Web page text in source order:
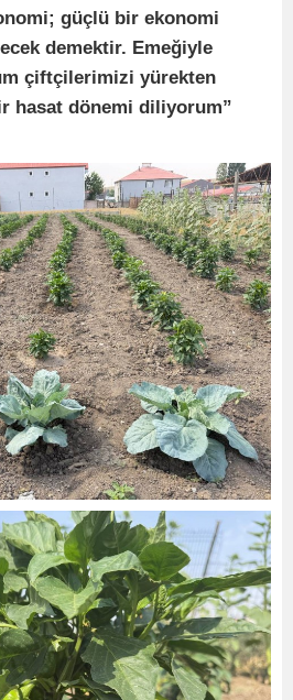
güçlü bir ekonomi
demektir. Emeğiyle
çiftçilerimizi yürekten
hasat dönemi diliyorum”